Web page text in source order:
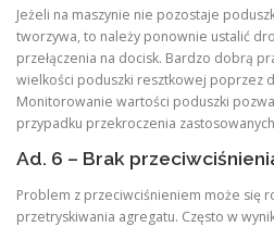
Jeżeli na maszynie nie pozostaje
tworzywa, to należy ponownie ustalić
przełączenia na docisk. Bardzo dobrą
wielkości poduszki resztkowej poprzez
Monitorowanie wartości poduszki
przypadku przekroczenia
Ad. 6 – Brak
Problem z przeciwciśnieniem może się
przetryskiwania agregatu. Często w